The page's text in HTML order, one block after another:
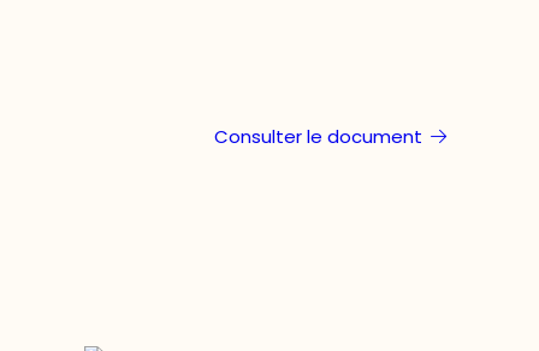
Consulter le document